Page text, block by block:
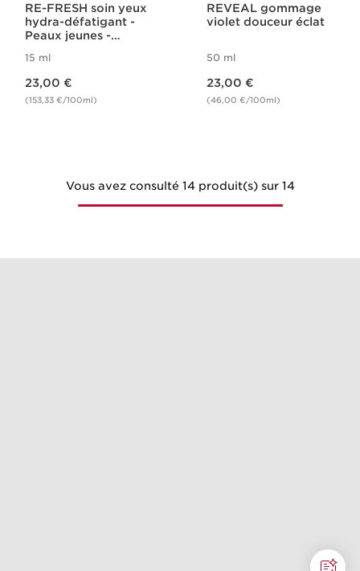
RE-FRESH soin yeux
hydra-défatigant -
Peaux jeunes -
15 ml
23,00 €
(153,33 €/100ml)
REVEAL gommage
violet douceur éclat
50 ml
23,00 €
(46,00 €/100ml)
Vous avez consulté 14 produit(s) sur 14